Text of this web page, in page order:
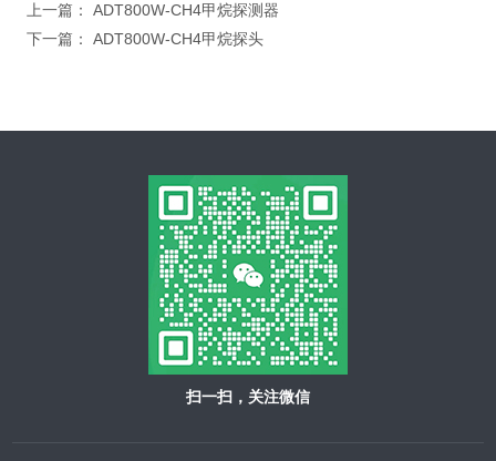
上一篇： ADT800W-CH4甲烷探测器
下一篇： ADT800W-CH4甲烷探头
扫一扫，关注微信